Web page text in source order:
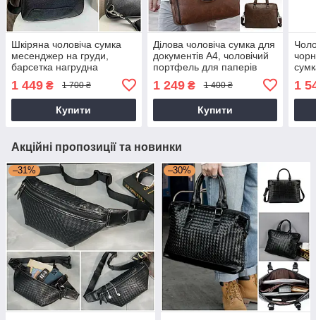
Шкіряна чоловіча сумка
месенджер на груди,
барсетка нагрудна
шкіри
1 449 ₴ 1 700 ₴
Купити
Ділова чоловіча сумка для
документів А4, чоловічий
портфель для паперів
1 249₴ 1 400 ₴
Купити
1
Акційні пропозиції та новинки
–31% –30%